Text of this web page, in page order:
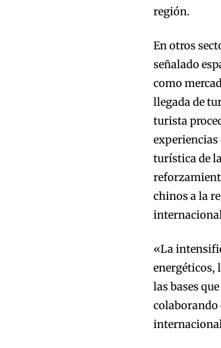
región.
En otros
señalado
como
llegada de
turista
experiencias
turística de
chinos a la
«La
energéticos,
las bases
colaborando